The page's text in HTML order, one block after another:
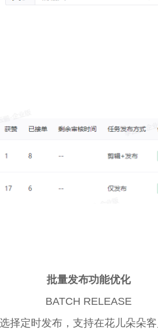
批量发布功能优化
BATCH RELEASE
择定时发布，支持在花儿朵朵客